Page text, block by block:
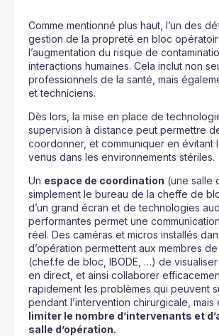
Comme mentionné plus haut, l’un des
gestion de la propreté en bloc
l’augmentation du risque de
interactions humaines. Cela inclut non
professionnels de la santé, mais
et techniciens.
Dès lors, la mise en place de
supervision à distance peut permettre
coordonner, et communiquer en évitant
venus dans les environnements stériles.
Un espace de coordination (une salle
simplement le bureau de la cheffe de
d’un grand écran et de technologies
performantes permet une
réel. Des caméras et micros installés
d’opération permettent aux membres de
(chef.fe de bloc, IBODE, …) de visualiser
en direct, et ainsi collaborer
rapidement les problèmes qui peuvent
pendant l’intervention chirurgicale, mais
limiter le nombre d’intervenants et
salle d’opération.